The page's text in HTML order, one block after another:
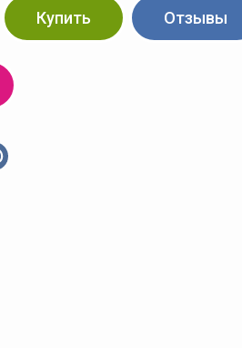
Купить Отзывы